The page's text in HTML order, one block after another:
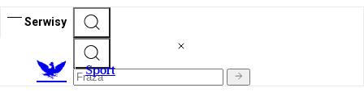
Serwisy
Sport